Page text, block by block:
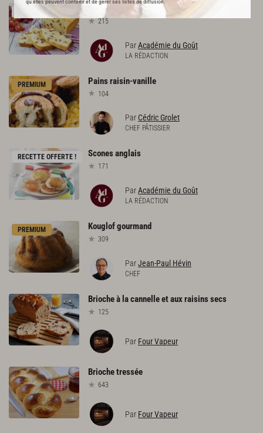
RECETTE OFFERTE ! Cake raisins secs au
215
ParAcadémie du Goût
LA RÉDACTION
PREMIUM Painsraisin-vanille
104
Par Cédric Grolet
CHEF PÂTISSIER
RECETTE OFFERTE ! Sconesanglais
171
ParAcadémie du Goût
LA RÉDACTION
PREMIUM Kouglofgourmand
309
ParJean-Paul Hévin
CHEF
Briocheà lacannelleetauxraisinssecs
125
Par Four Vapeur
Briochetressée
643
Par Four Vapeur